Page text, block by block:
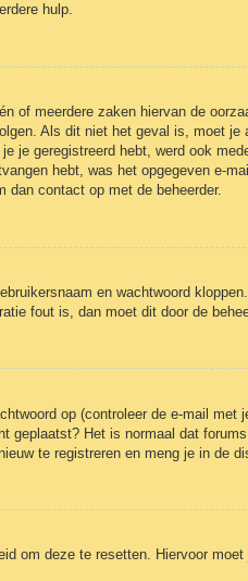
hulp.
of meerdere zaken hiervan de
Als dit niet het geval is, moet
je geregistreerd hebt, werd ook
hebt, was het opgegeven e-
contact op met de beheerder.
en wachtwoord
fout is, dan moet dit door de
op (controleer de e-mail
Het is normaal dat
te registreren en meng je in de
om deze te resetten. Hiervoor